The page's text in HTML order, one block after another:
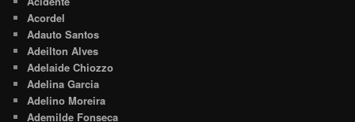
Acordel
Adauto Santos
Adeilton Alves
Adelaide Chiozzo
Adelina Garcia
Adelino Moreira
Ademilde Fonseca